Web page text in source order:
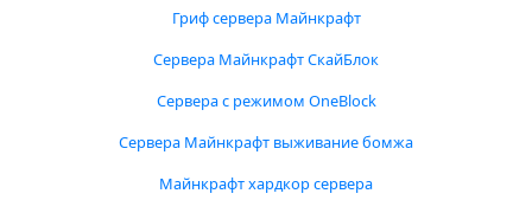
Гриф сервера Майнкрафт
Сервера Майнкрафт СкайБлок
Сервера с режимом OneBlock
Сервера Майнкрафт выживание бомжа
Майнкрафт хардкор сервера